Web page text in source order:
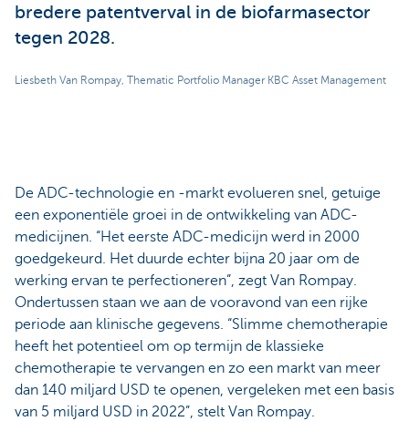
bredere patentverval in de biofarmasector
tegen 2028.
Liesbeth Van Rompay, Thematic Portfolio Manager KBC Asset Management
De ADC-technologie en -markt evolueren snel, getuige
een exponentiële groei in de ontwikkeling van ADC-
medicijnen. “Het eerste ADC-medicijn werd in 2000
goedgekeurd. Het duurde echter bijna 20 jaar om de
werking ervan te perfectioneren”, zegt Van Rompay.
Ondertussen staan we aan de vooravond van een rijke
periode aan klinische gegevens. “Slimme chemotherapie
heeft het potentieel om op termijn de klassieke
chemotherapie te vervangen en zo een markt van meer
dan 140 miljard USD te openen, vergeleken met een basis
van 5 miljard USD in 2022”, stelt Van Rompay.